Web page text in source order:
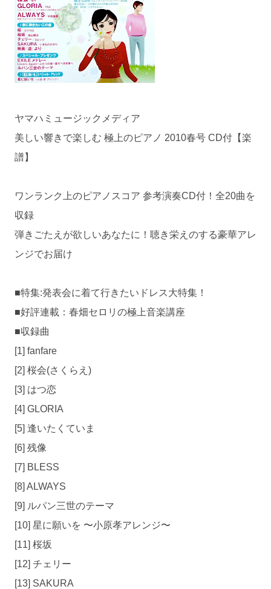
ヤマハミュージックメディア
美しい響きで楽しむ 極上のピアノ 2010春号 CD付【楽
譜】
ワンランク上のピアノスコア 参考演奏CD付！全20曲を
収録
弾きごたえが欲しいあなたに！聴き栄えのする豪華アレ
ンジでお届け
■特集:発表会に着て行きたいドレス大特集！
■好評連載：春畑セロリの極上音楽講座
■収録曲
[1] fanfare
[2] 桜会(さくらえ)
[3] はつ恋
[4] GLORIA
[5] 逢いたくていま
[6] 残像
[7] BLESS
[8] ALWAYS
[9] ルパン三世のテーマ
[10] 星に願いを 〜小原孝アレンジ〜
[11] 桜坂
[12] チェリー
[13] SAKURA